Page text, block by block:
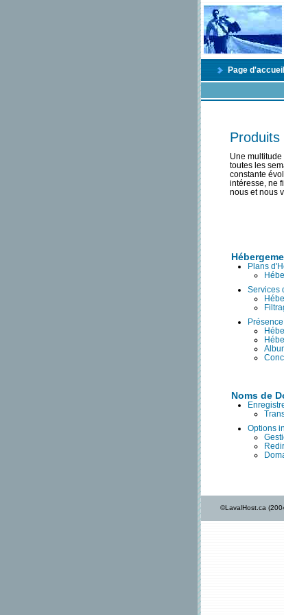
Page d'accueil
Une
toutes les
constante
intéresse, ne
nous et nous
Plans
Services
Noms de
Options
©LavalHost.ca